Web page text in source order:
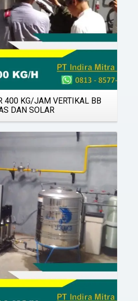
400 KG/JAM VERTIKAL BB
DAN SOLAR
Details